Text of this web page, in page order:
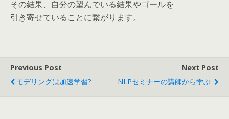
その結果、自分の望んでいる結果やゴールを
引き寄せていることに繋がります。
Previous Post
モデリングは加速学習?
Next Post
NLPセミナーの講師から学ぶ